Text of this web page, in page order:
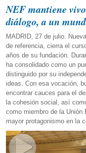
NEF mantiene
diálogo, a un
MADRID, 27 de julio.
de referencia, cierra el
años de su fundación.
ha consolidado como un
distinguido por su
ideas. Con esa vocación,
encontrar cauces para el
la cohesión social, así
como miembro de la
mayor protagonismo en la